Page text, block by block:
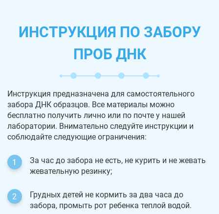
ИНСТРУКЦИЯ ПО ЗАБОРУ
ПРОБ ДНК
Инструкция предназначена для самостоятельного
забора ДНК образцов. Все материалы можно
бесплатно получить лично или по почте у нашей
лаборатории. Внимательно следуйте инструкции и
соблюдайте следующие ограничения:
За час до забора не есть, не курить и не жевать
жевательную резинку;
Грудных детей не кормить за два часа до
забора, промыть рот ребенка теплой водой.